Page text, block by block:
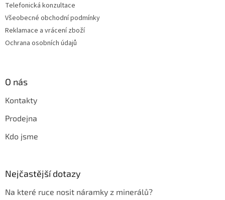
Telefonická konzultace
Všeobecné obchodní podmínky
Reklamace a vrácení zboží
Ochrana osobních údajů
O nás
Kontakty
Prodejna
Kdo jsme
Nejčastější dotazy
Na které ruce nosit náramky z minerálů?